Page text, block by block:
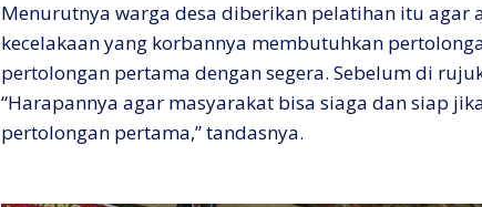
Menurutnya warga desa diberikan pelatihan itu agar
kecelakaan yang korbannya membutuhkan
pertolongan pertama dengan segera. Sebelum di
“Harapannya agar masyarakat bisa siaga dan siap
pertolongan pertama,” tandasnya.